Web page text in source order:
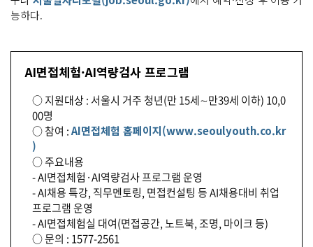
능하다.
AI면접체험·AI역량검사 프로그램
○ 지원대상 : 서울시 거주 청년(만 15세∼만39세 이하) 10,0
00명
○ 참여 :AI면접체험 홈페이지(www.seoulyouth.co.kr
)
○ 주요내용
- AI면접체험·AI역량검사 프로그램 운영
- AI채용 특강, 직무멘토링, 면접컨설팅 등 AI채용대비 취업
프로그램 운영
- AI면접체험실 대여(면접공간, 노트북, 조명, 마이크 등)
○ 문의 : 1577-2561